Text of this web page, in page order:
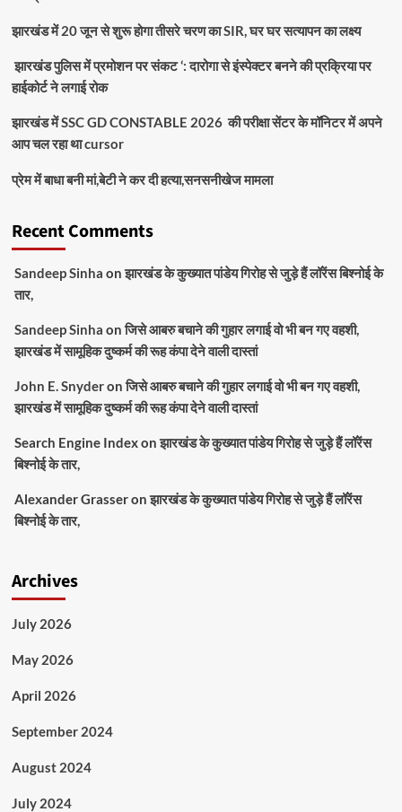
झारखंड में 20 जून से शुरू होगा तीसरे चरण का SIR, घर घर सत्यापन का लक्ष्य
झारखंड पुलिस में प्रमोशन पर संकट ‘: दारोगा से इंस्पेक्टर बनने की प्रक्रिया पर
हाईकोर्ट ने लगाई रोक
झारखंड में SSC GD CONSTABLE 2026 की परीक्षा सेंटर के मॉनिटर में अपने
आप चल रहा था cursor
प्रेम में बाधा बनी मां,बेटी ने कर दी हत्या,सनसनीखेज मामला
Recent Comments
Sandeep Sinha onझारखंड के कुख्यात पांडेय गिरोह से जुड़े हैं लॉरेंस बिश्नोई के
तार,
Sandeep Sinha onजिसे आबरु बचाने की गुहार लगाई वो भी बन गए वहशी,
झारखंड में सामूहिक दुष्कर्म की रूह कंपा देने वाली दास्तां
John E. Snyderonजिसे आबरु बचाने की गुहार लगाई वो भी बन गए वहशी,
झारखंड में सामूहिक दुष्कर्म की रूह कंपा देने वाली दास्तां
Search Engine Indexonझारखंड के कुख्यात पांडेय गिरोह से जुड़े हैं लॉरेंस
बिश्नोई के तार,
Alexander Grasseronझारखंड के कुख्यात पांडेय गिरोह से जुड़े हैं लॉरेंस
बिश्नोई के तार,
Archives
July 2026
May 2026
April 2026
September 2024
August 2024
July 2024